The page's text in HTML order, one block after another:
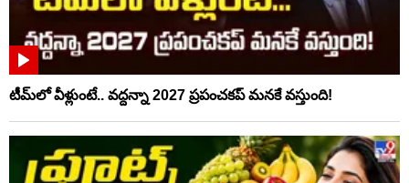
టీమ్‌లో వీళ్లుంటే.. వద్దన్నా 2027 ప్రపంచకప్‌ మనకే వస్తుంది!